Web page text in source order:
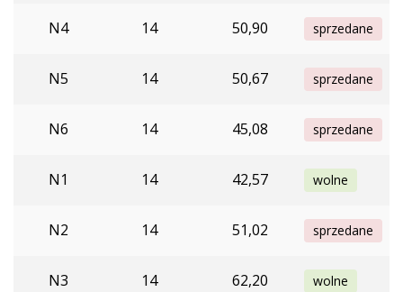
N4 14 50,90 sprzedane
N5 14 50,67 sprzedane
N6 14 45,08 sprzedane
N1 14 42,57 wolne
N2 14 51,02 sprzedane
N3 14 62,20 wolne